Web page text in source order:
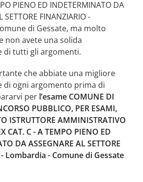
PIENO ED INDETERMINATO DA
SETTORE FINANZIARIO -
di Gessate, ma molto
non avete una solida
di tutti gli argomenti.
che abbiate una migliore
di ogni argomento prima di
per l’esame COMUNE DI
PUBBLICO, PER ESAMI,
ISTRUTTORE AMMINISTRATIVO
CAT. C - A TEMPO PIENO ED
DA ASSEGNARE AL SETTORE
Lombardia - Comune di Gessate